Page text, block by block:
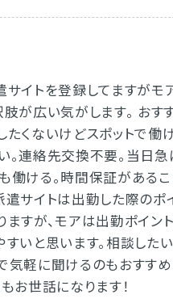
サイトを登録してますがモ
肢が広い気がします。 おす
くないけどスポットで働
。連絡先交換不要。当日
働ける。時間保証があるこ
遣サイトは出勤した際のポ
ますが、モアは出勤ポイン
すいと思います。相談した
気軽に聞けるのもおすすめ
お世話になります！